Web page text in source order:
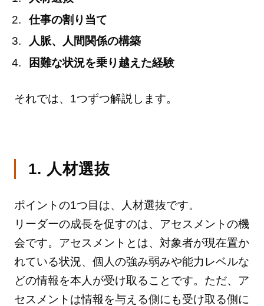
仕事の割り当て
人脈、人間関係の構築
困難な状況を乗り越えた経験
それでは、1つずつ解説します。
1. 人材選抜
ポイントの1つ目は、人材選抜です。
リーダーの成長を促すのは、アセスメントの機
会です。アセスメントとは、対象者が現在置か
れている状況、個人の強み弱みや能力レベルな
どの情報を本人が受け取ることです。ただ、ア
セスメントは情報を与える側にも受け取る側に